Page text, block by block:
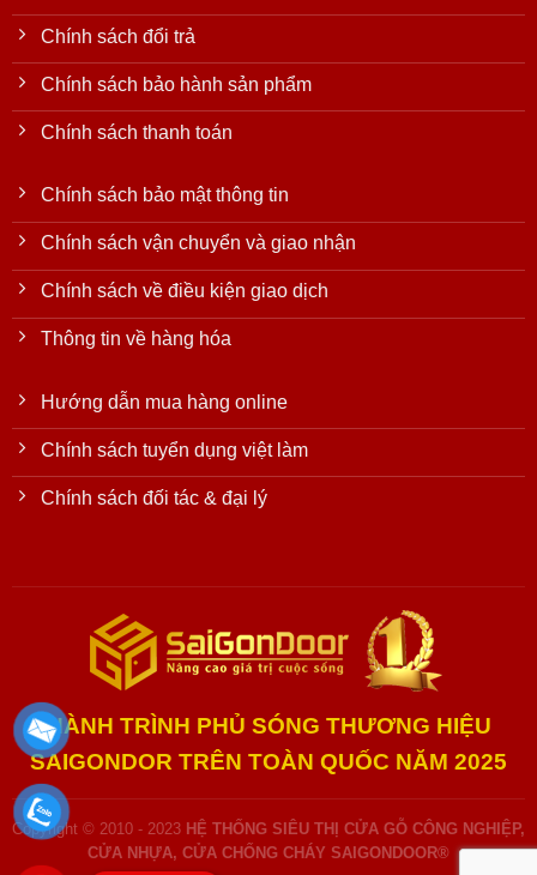
Chính sách đổi trả
Chính sách bảo hành sản phẩm
Chính sách thanh toán
Chính sách bảo mật thông tin
Chính sách vận chuyển và giao nhận
Chính sách về điều kiện giao dịch
Thông tin về hàng hóa
Hướng dẫn mua hàng online
Chính sách tuyển dụng việt làm
Chính sách đối tác & đại lý
HÀNH TRÌNH PHỦ SÓNG THƯƠNG HIỆU
SAIGONDOR TRÊN TOÀN QUỐC NĂM 2025
Copyright © 2010 - 2023 HỆ THỐNG SIÊU THỊ CỬA GỖ CÔNG NGHIỆP,
CỬA NHỰA, CỬA CHỐNG CHÁY SAIGONDOOR®